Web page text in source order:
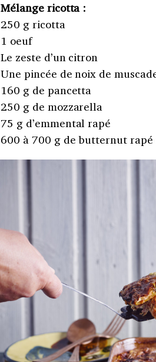
Mélange ricotta :
250 g ricotta
1 oeuf
Le zeste d’un citron
Une pincée de noix de
160 g de pancetta
250 g de mozzarella
75 g d’emmental rapé
600 à 700 g de butternut rapé